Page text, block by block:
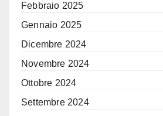
Febbraio 2025
Gennaio 2025
Dicembre 2024
Novembre 2024
Ottobre 2024
Settembre 2024